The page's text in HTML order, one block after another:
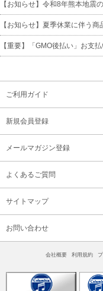
【お知らせ】令和8年熊本地震
【お知らせ】夏季休業に伴う商
【重要】「GMO後払い」お支
ご利用ガイド
新規会員登録
メールマガジン登録
よくあるご質問
サイトマップ
お問い合わせ
会社概要 利用規約